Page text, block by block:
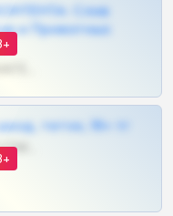
Слив
и Приватных
теток, 18+ тг